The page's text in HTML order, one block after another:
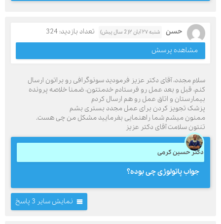
حسن شنبه ۲۷ آبان ۲( 2 سال پیش)
تعداد بازدید: 324
مشاهده پرسش
سلام مجدد، آقای دکتر عزیز فرمودید سونوگرافی رو براتون ارسال
کنم، قبل و بعد عمل رو فرستادم خدمتتون، ضمنا خلاصه پرونده
بیمارستان و اتاق عمل رو هم ارسال کردم
پزشک تجویز کردن برای عمل مجدد بستری بشم
ممنون میشم شما راهنمایی بفرمایید مشکل من چی هست.
تنتون سلامت آقای دکتر عزیز
دکتر حسین کرمی
جواب پاتولوژی چی بوده؟
نمایش سایر 3 پاسخ